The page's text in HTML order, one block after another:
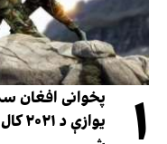
۱
پخوانی افغان